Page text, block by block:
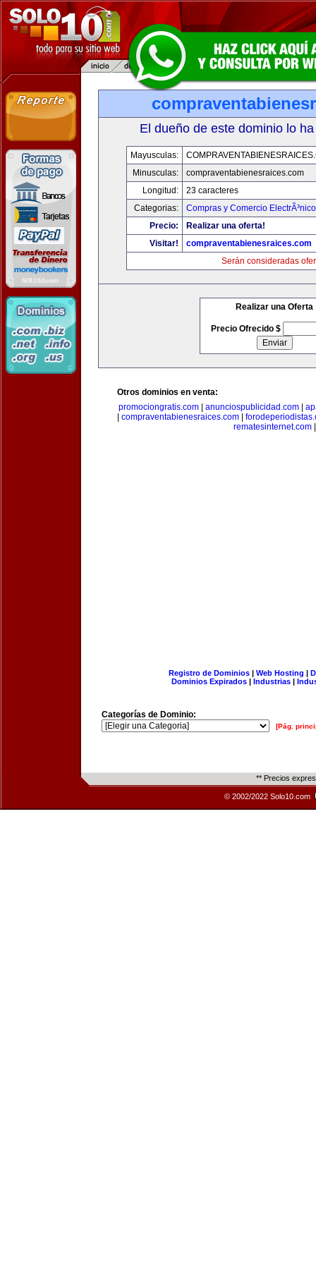
El dueño de este dominio lo
Mayusculas:
Minusculas:
compraventabienesraices.com
Longitud:
23 caracteres
Categorias:
Compras y Comercio ElectrÃ³nico
Precio:
Realizar una oferta!
Visitar!
compraventabienesraices.com
Serán consideradas
Realizar una Oferta
Precio Ofrecido $
Otros dominios en venta:
promociongratis.com
anunciospublicidad.com
compraventabienesraices.com
rematesinternet.com|
Registro de Dominios| Web Hosting |
Dominios Expirados | Industrias |
Categorías de Dominio:
[Pág.
** Precios
© 2002/2022 Solo10.com